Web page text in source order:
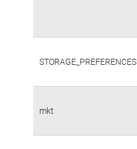
STORAGE_PREFERENCES
mkt